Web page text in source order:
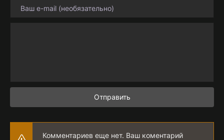
Отправить
Комментариев еще нет. Ваш коментарий